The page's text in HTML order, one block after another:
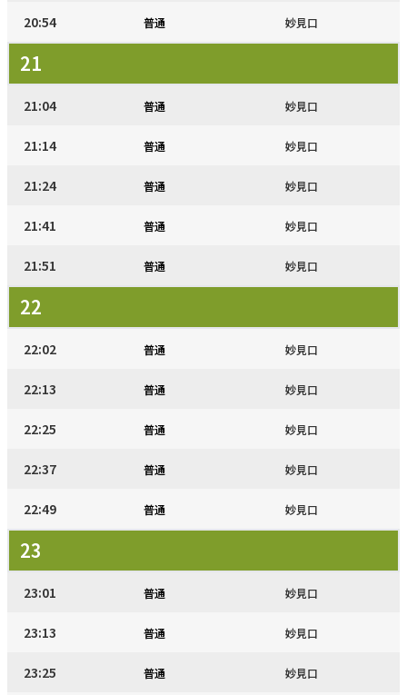
20:54 普通 妙見口
21
21:04 普通 妙見口
21:14 普通 妙見口
21:24 普通 妙見口
21:41 普通 妙見口
21:51 普通 妙見口
22
22:02 普通 妙見口
22:13 普通 妙見口
22:25 普通 妙見口
22:37 普通 妙見口
22:49 普通 妙見口
23
23:01 普通 妙見口
23:13 普通 妙見口
23:25 普通 妙見口